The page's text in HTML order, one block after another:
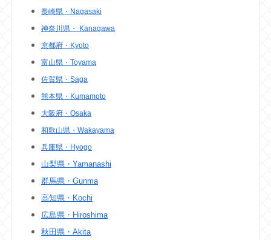
長崎県・Nagasaki
神奈川県・ Kanagawa
京都府・Kyoto
富山県・Toyama
佐賀県・Saga
熊本県・Kumamoto
大阪府・Osaka
和歌山県・Wakayama
兵庫県・Hyogo
山梨県・Yamanashi
群馬県・Gunma
高知県・Kochi
広島県・Hiroshima
秋田県・Akita